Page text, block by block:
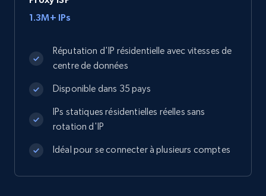
1.3M+ IPs
Réputation d'IP résidentielle avec vitesses de
centre de données
Disponible dans 35 pays
IPs statiques résidentielles réelles sans
rotation d'IP
Idéal pour se connecter à plusieurs comptes